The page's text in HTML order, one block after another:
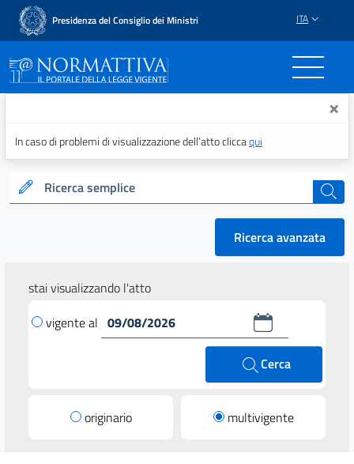
Presidenza del Consiglio dei Ministri ITA
Normattiva - Il portale ×
In caso di problemi di visualizzazione dell’atto cliccaqui
Ricerca semplice cerca
Ricerca avanzata
stai visualizzando l'atto
vigente al
Cerca
originario multivigente